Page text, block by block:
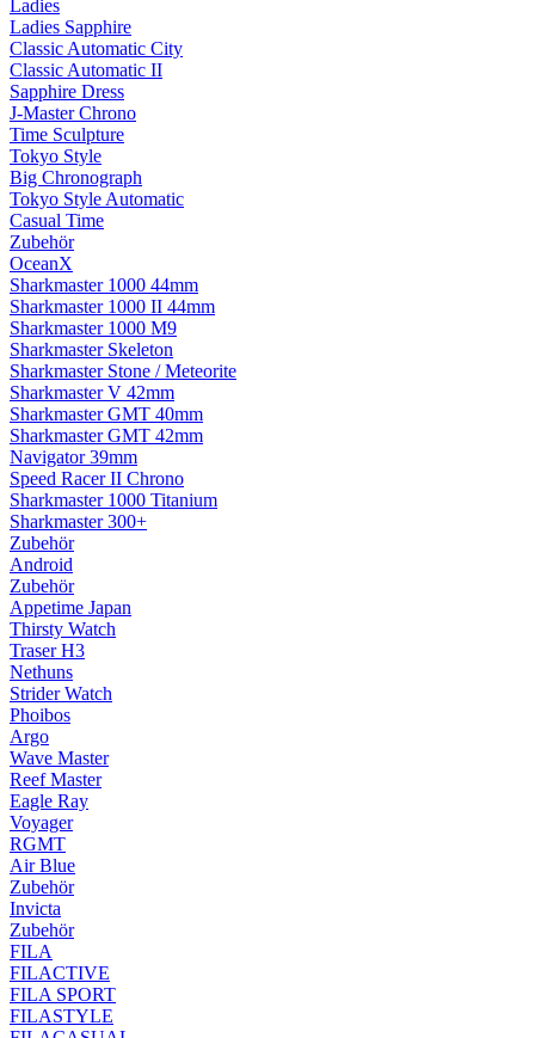
Ladies
Ladies Sapphire
Classic Automatic City
Classic Automatic II
Sapphire Dress
J-Master Chrono
Time Sculpture
Tokyo Style
Big Chronograph
Tokyo Style Automatic
Casual Time
Zubehör
OceanX
Sharkmaster 1000 44mm
Sharkmaster 1000 II 44mm
Sharkmaster 1000 M9
Sharkmaster Skeleton
Sharkmaster Stone / Meteorite
Sharkmaster V 42mm
Sharkmaster GMT 40mm
Sharkmaster GMT 42mm
Navigator 39mm
Speed Racer II Chrono
Sharkmaster 1000 Titanium
Sharkmaster 300+
Zubehör
Android
Zubehör
Appetime Japan
Thirsty Watch
Traser H3
Nethuns
Strider Watch
Phoibos
Argo
Wave Master
Reef Master
Eagle Ray
Voyager
RGMT
Air Blue
Zubehör
Invicta
Zubehör
FILA
FILACTIVE
FILA SPORT
FILASTYLE